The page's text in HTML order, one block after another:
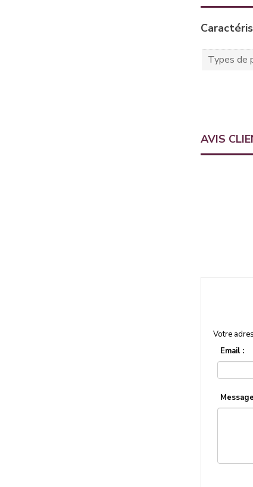
Types de
AVIS
Votre
Email :